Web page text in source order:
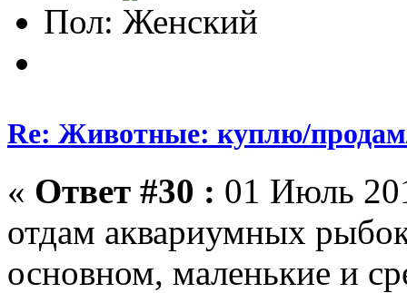
Пол:
Re: Животные: куплю/
« Ответ #30 : 01 Июль
отдам аквариумных
основном, маленькие и